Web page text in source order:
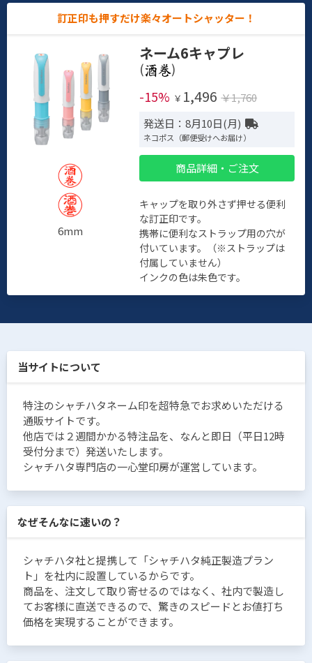
訂正印も押すだけ楽々オートシャッター！
6mm
ネーム6キャプレ
(
)
-15% ￥ 1,496 ￥1,760
発送日：8月10日(月)
ネコポス（郵便受けへお届け）
商品詳細・ご注文
キャップを取り外さず押せる便利
な訂正印です。
携帯に便利なストラップ用の穴が
付いています。（※ストラップは
付属していません）
インクの色は朱色です。
当サイトについて
特注のシャチハタネーム印を超特急でお求めいただける
通販サイトです。
他店では２週間かかる特注品を、なんと即日（平日12時
受付分まで）発送いたします。
シャチハタ専門店の一心堂印房が運営しています。
なぜそんなに速いの？
シャチハタ社と提携して「シャチハタ純正製造プラン
ト」を社内に設置しているからです。
商品を、注文して取り寄せるのではなく、社内で製造し
てお客様に直送できるので、驚きのスピードとお値打ち
価格を実現することができます。